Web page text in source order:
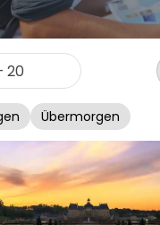
Übermorgen